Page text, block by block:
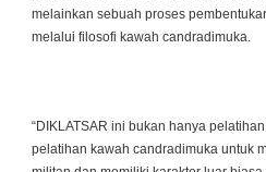
melainkan sebuah proses
melalui filosofi kawah candradimuka.
“DIKLATSAR ini bukan hanya
pelatihan kawah candradimuka untuk